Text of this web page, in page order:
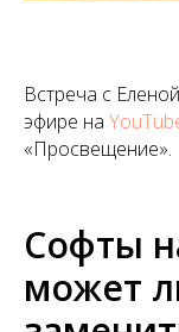
Встреча с
эфире на
«Просвещение».
Софты
может